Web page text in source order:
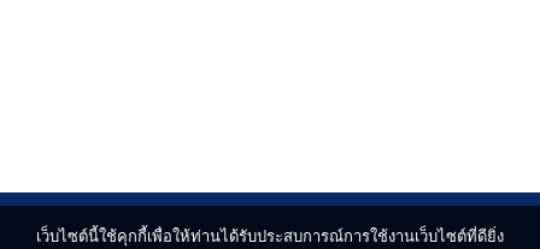
เว็บไซต์นี้ใช้คุกกี้เพื่อให้ท่านได้รับประสบการณ์การใช้งานเว็บไซต์ที่ดียิ่ง